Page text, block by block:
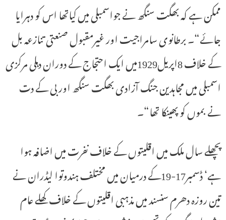
ممکن ہے کہ بھگت سنگھ نے جواسمبلی میں کیاتھا اس کو دہرایا
جائے“۔ برطانوی سامراجیت اور غیرمقبول صنعتی تنازعہ بل
کے خلاف 8اپریل1929میں ایک احتجاج کے دوران دہلی مرکزی
اسمبلی میں مجاہدین جنگ آزادی بھگت سنگھ اور بی کے دت
نے بموں کو پھینکا تھا“۔
پچھلے سال ملک میں اقلیتوں کے خلاف نفرت میں اضافہ ہوا
ہے‘ ڈسمبر17-19کے درمیان میں مختلف ہندوتوا لیڈران نے
تین روزہ دھرم سنسند میں مذہبی اقلیتوں کے خلاف کھلے عام